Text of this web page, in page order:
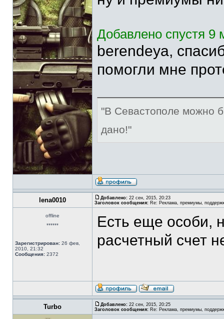
Добавлено спустя 9
berendeya,
помогли мне
"В Севастополе можно
дано!"
lena0010 Добавлено: 22 сен, 2015, 20:23
Заголовок сообщения: Re: Реклама, премиумы,
offline
******
Зарегистрирован: 26 фев,
2010, 21:32
Сообщения: 2372
Есть еще особи,
расчетный счет
Turbo Добавлено: 22 сен, 2015, 20:25
Заголовок сообщения: Re: Реклама, премиумы,